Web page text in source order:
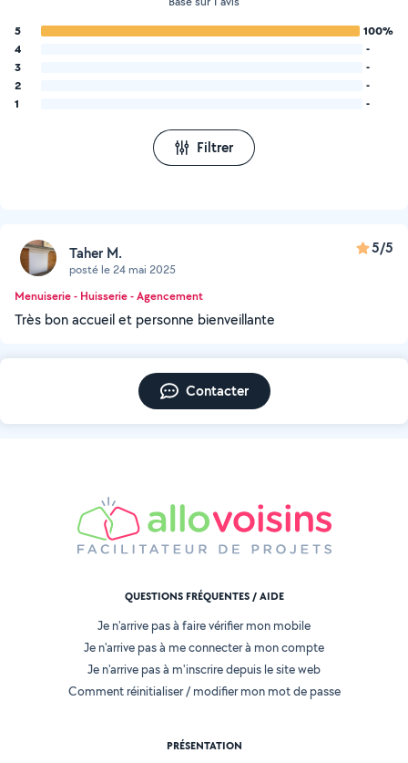
5
100%
4
-
3
-
2
-
1
-
Filtrer
Taher M.
posté le 24 mai 2025
5/5
Menuiserie - Huisserie - Agencement
Très bon accueil et personne bienveillante
Contacter
QUESTIONS FRÉQUENTES / AIDE
Je n'arrive pas à faire vérifier mon mobile
Je n'arrive pas à me connecter à mon compte
Je n'arrive pas à m'inscrire depuis le site web
Comment réinitialiser / modifier mon mot de passe
PRÉSENTATION